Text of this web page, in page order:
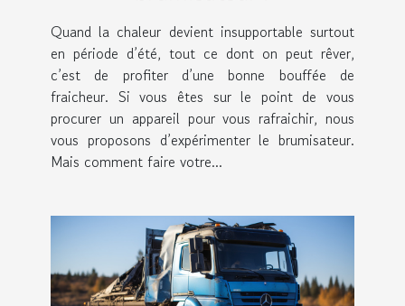
Quand la chaleur devient insupportable surtout
en période d’été, tout ce dont on peut rêver,
c’est de profiter d’une bonne bouffée de
fraicheur. Si vous êtes sur le point de vous
procurer un appareil pour vous rafraichir, nous
vous proposons d’expérimenter le brumisateur.
Mais comment faire votre...